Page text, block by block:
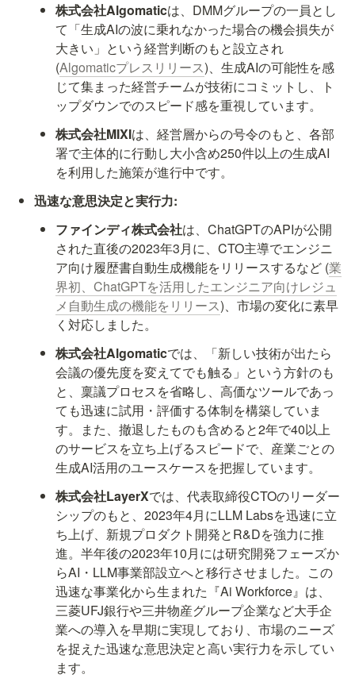
株式会社Algomaticは、DMMグループの一員とし
て「生成AIの波に乗れなかった場合の機会損失が
大きい」という経営判断のもと設立され
(Algomaticプレスリリース)、生成AIの可能性を感
じて集まった経営チームが技術にコミットし、ト
ップダウンでのスピード感を重視しています。
株式会社MIXIは、経営層からの号令のもと、各部
署で主体的に行動し大小含め250件以上の生成AI
を利用した施策が進行中です。
迅速な意思決定と実行力:
ファインディ株式会社は、ChatGPTのAPIが公開
された直後の2023年3月に、CTO主導でエンジニ
ア向け履歴書自動生成機能をリリースするなど (業
界初、ChatGPTを活用したエンジニア向けレジュ
メ自動生成の機能をリリース)、市場の変化に素早
く対応しました。
株式会社Algomaticでは、「新しい技術が出たら
会議の優先度を変えてでも触る」という方針のも
と、稟議プロセスを省略し、高価なツールであっ
ても迅速に試用・評価する体制を構築していま
す。また、撤退したものも含めると2年で40以上
のサービスを立ち上げるスピードで、産業ごとの
生成AI活用のユースケースを把握しています。
株式会社LayerXでは、代表取締役CTOのリーダー
シップのもと、2023年4月にLLM Labsを迅速に立
ち上げ、新規プロダクト開発とR&Dを強力に推
進。半年後の2023年10月には研究開発フェーズか
らAI・LLM事業部設立へと移行させました。この
迅速な事業化から生まれた『Ai Workforce』は、
三菱UFJ銀行や三井物産グループ企業など大手企
業への導入を早期に実現しており、市場のニーズ
を捉えた迅速な意思決定と高い実行力を示してい
ます。